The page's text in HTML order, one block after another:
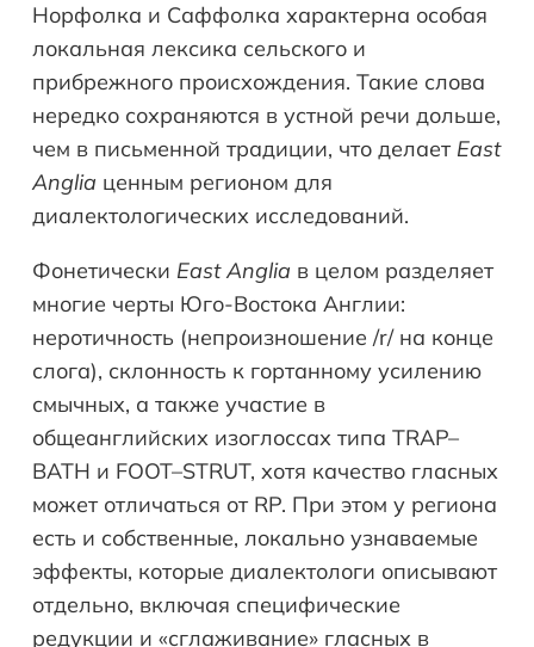
Норфолка и Саффолка характерна особая
локальная лексика сельского и
прибрежного происхождения. Такие слова
нередко сохраняются в устной речи дольше,
чем в письменной традиции, что делает East
Anglia ценным регионом для
диалектологических исследований.
Фонетически East Anglia в целом разделяет
многие черты Юго-Востока Англии:
неротичность (непроизношение /r/ на конце
слога), склонность к гортанному усилению
смычных, а также участие в
общеанглийских изоглоссах типа TRAP–
BATH и FOOT–STRUT, хотя качество гласных
может отличаться от RP. При этом у региона
есть и собственные, локально узнаваемые
эффекты, которые диалектологи описывают
отдельно, включая специфические
редукции и «сглаживание» гласных в